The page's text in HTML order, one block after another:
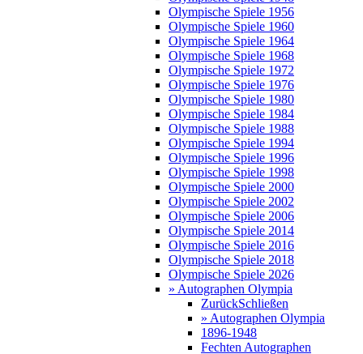
Olympische Spiele 1956
Olympische Spiele 1960
Olympische Spiele 1964
Olympische Spiele 1968
Olympische Spiele 1972
Olympische Spiele 1976
Olympische Spiele 1980
Olympische Spiele 1984
Olympische Spiele 1988
Olympische Spiele 1994
Olympische Spiele 1996
Olympische Spiele 1998
Olympische Spiele 2000
Olympische Spiele 2002
Olympische Spiele 2006
Olympische Spiele 2014
Olympische Spiele 2016
Olympische Spiele 2018
Olympische Spiele 2026
» Autographen Olympia
ZurückSchließen
» Autographen Olympia
1896-1948
Fechten Autographen